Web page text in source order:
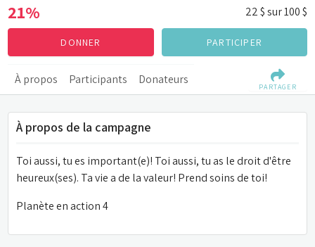
21% 22 $sur100 $
DONNER PARTICIPER
À propos Participants Donateurs PARTAGER
À propos de la campagne
Toi aussi, tu es important(e)! Toi aussi, tu as le droit d'être
heureux(ses). Ta vie a de la valeur! Prend soins de toi!
Planète en action 4